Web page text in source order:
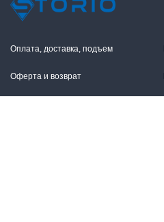
Оплата, доставка, подъем
Оферта и возврат